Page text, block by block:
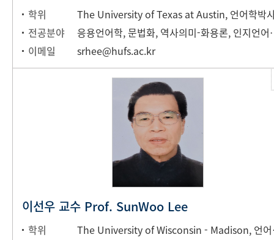
학위
The University of Texas at Austin, 언어학박
전공분야
응용언어학, 문법
이메일
srhee@hufs.ac.kr
이선우 교수 Prof. SunWoo Lee
학위
The